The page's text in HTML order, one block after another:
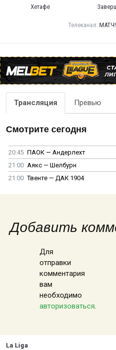
Хетафе
Телеканал: МАТЧ!
Трансляция Превью
Смотрите сегодня
20:45 ПАОК — Андерлехт
21:00 Аякс — Шелбурн
21:00 Твенте — ДАК 1904
Добавить
Для
отправки
комментария
вам
необходимо
авторизоваться.
La Liga